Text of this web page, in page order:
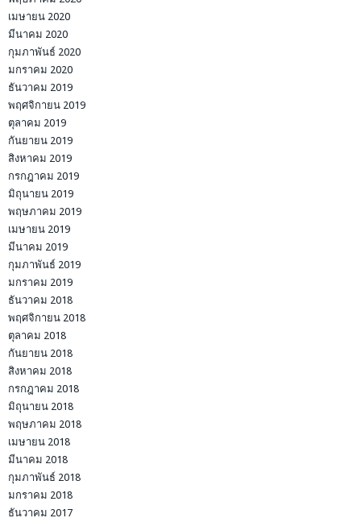
เมษายน 2020
มีนาคม 2020
กุมภาพันธ์ 2020
มกราคม 2020
ธันวาคม 2019
พฤศจิกายน 2019
ตุลาคม 2019
กันยายน 2019
สิงหาคม 2019
กรกฎาคม 2019
มิถุนายน 2019
พฤษภาคม 2019
เมษายน 2019
มีนาคม 2019
กุมภาพันธ์ 2019
มกราคม 2019
ธันวาคม 2018
พฤศจิกายน 2018
ตุลาคม 2018
กันยายน 2018
สิงหาคม 2018
กรกฎาคม 2018
มิถุนายน 2018
พฤษภาคม 2018
เมษายน 2018
มีนาคม 2018
กุมภาพันธ์ 2018
มกราคม 2018
ธันวาคม 2017